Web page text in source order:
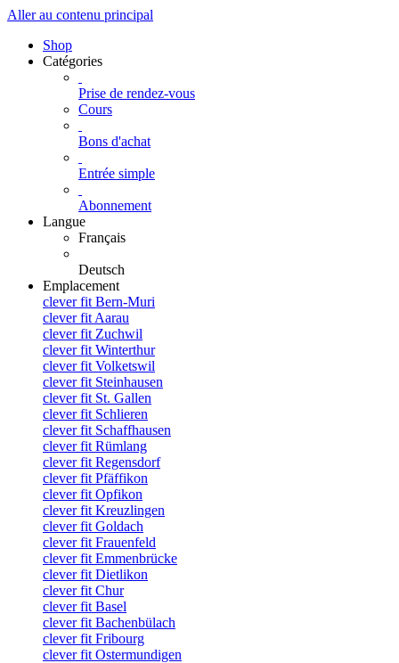
Aller au contenu principal
Shop
Catégories
Prise de rendez-vous
Cours
Bons d'achat
Entrée simple
Abonnement
Langue
Français
Deutsch
Emplacement
clever fit Bern-Muri
clever fit Aarau
clever fit Zuchwil
clever fit Winterthur
clever fit Volketswil
clever fit Steinhausen
clever fit St. Gallen
clever fit Schlieren
clever fit Schaffhausen
clever fit Rümlang
clever fit Regensdorf
clever fit Pfäffikon
clever fit Opfikon
clever fit Kreuzlingen
clever fit Goldach
clever fit Frauenfeld
clever fit Emmenbrücke
clever fit Dietlikon
clever fit Chur
clever fit Basel
clever fit Bachenbülach
clever fit Fribourg
clever fit Ostermundigen